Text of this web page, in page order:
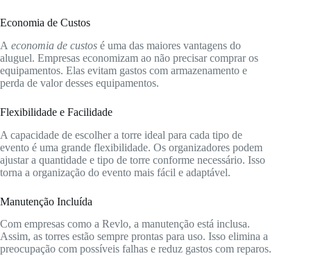
Economia de Custos
A economia de custos é uma das maiores vantagens do
aluguel. Empresas economizam ao não precisar comprar os
equipamentos. Elas evitam gastos com armazenamento e
perda de valor desses equipamentos.
Flexibilidade e Facilidade
A capacidade de escolher a torre ideal para cada tipo de
evento é uma grande flexibilidade. Os organizadores podem
ajustar a quantidade e tipo de torre conforme necessário. Isso
torna a organização do evento mais fácil e adaptável.
Manutenção Incluída
Com empresas como a Revlo, a manutenção está inclusa.
Assim, as torres estão sempre prontas para uso. Isso elimina a
preocupação com possíveis falhas e reduz gastos com reparos.